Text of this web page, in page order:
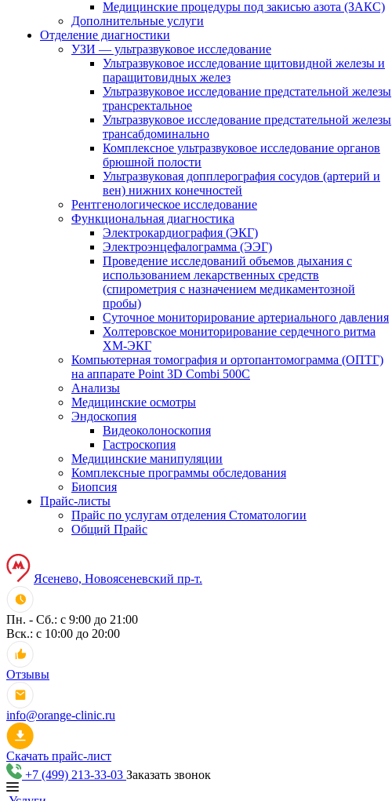
Медицинские процедуры под закисью азота (ЗАКС)
Дополнительные услуги
Отделение диагностики
УЗИ — ультразвуковое исследование
Ультразвуковое исследование щитовидной железы и
паращитовидных желез
Ультразвуковое исследование предстательной железы
трансректальное
Ультразвуковое исследование предстательной железы
трансабдоминально
Комплексное ультразвуковое исследование органов
брюшной полости
Ультразвуковая допплерография сосудов (артерий и
вен) нижних конечностей
Рентгенологическое исследование
Функциональная диагностика
Электрокардиография (ЭКГ)
Электроэнцефалограмма (ЭЭГ)
Проведение исследований объемов дыхания с
использованием лекарственных средств
(спирометрия с назначением медикаментозной
пробы)
Суточное мониторирование артериального давления
Холтеровское мониторирование сердечного ритма
ХМ-ЭКГ
Компьютерная томография и ортопантомограмма (ОПТГ)
на аппарате Point 3D Combi 500C
Анализы
Медицинские осмотры
Эндоскопия
Видеоколоноскопия
Гастроскопия
Медицинские манипуляции
Комплексные программы обследования
Биопсия
Прайс-листы
Прайс по услугам отделения Стоматологии
Общий Прайс
Ясенево, Новоясеневский пр-т.
Пн. - Сб.: с 9:00 до 21:00
Вск.: с 10:00 до 20:00
Отзывы
info@orange-clinic.ru
Скачать прайс-лист
+7 (499) 213-33-03 Заказать звонок